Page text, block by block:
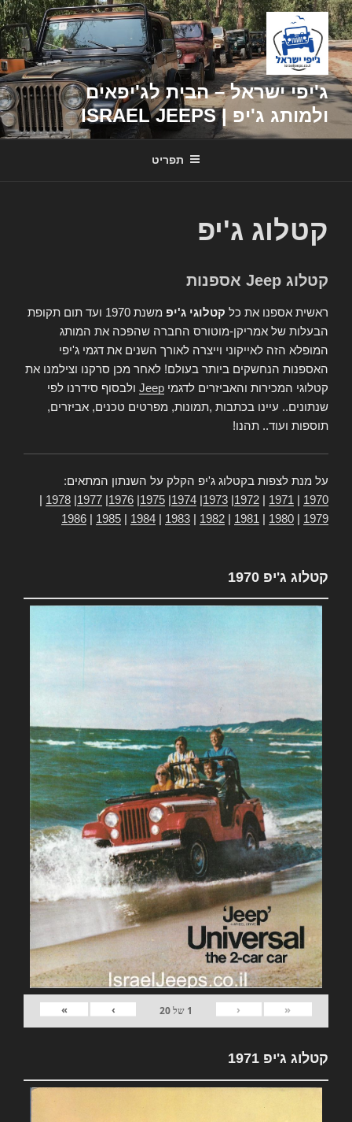
דילוג
לתוכן
ג'יפי ישראל – הבית לג'יפאים
ולמותג ג'יפ | ISRAEL JEEPS
תפריט
קטלוג ג'יפ
קטלוג Jeep אספנות
ראשית אספנו את כל קטלוגי ג'יפ
משנת 1970 ועד תום תקופת
הבעלות של אמריקן-מוטורס החברה שהפכה את המותג
המופלא הזה לאייקוני וייצרה לאורך השנים את דגמי ג'יפי
האספנות הנחשקים ביותר בעולם! לאחר מכן סרקנו וצילמנו את
קטלוגי המכירות והאביזרים לדגמי Jeep ולבסוף סידרנו לפי
שנתונים.. עיינו בכתבות ,תמונות, מפרטים טכנים, אביזרים,
תוספות ועוד.. תהנו!
על מנת לצפות בקטלוג ג'יפ הקלק על השנתון המתאים:
1970
1971
1972
1973
1974
1975
1976
1977
1978
1979
1980
1981
1982
1983
1984
1985
1986
קטלוג ג'יפ 1970
«
‹
1 של20
›
»
קטלוג ג'יפ 1971